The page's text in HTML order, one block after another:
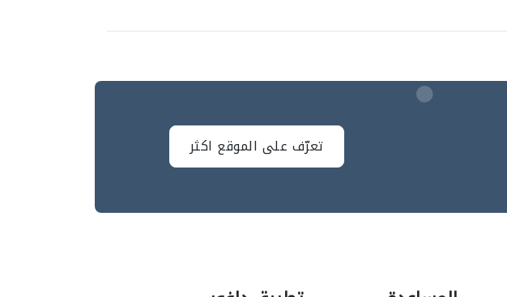
تعرّف على الموقع اكثر